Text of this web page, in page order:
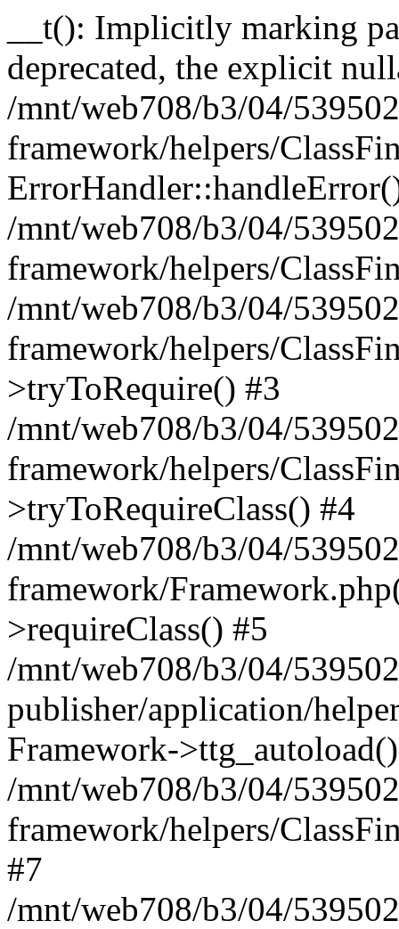
__t(): Implicitly marking
deprecated, the explicit
/mnt/web708/b3/04/
framework/helpers/
/mnt/web708/b3/04/
framework/helpers/
/mnt/web708/b3/04/
framework/helpers/
>tryToRequire() #3
/mnt/web708/b3/04/
framework/helpers/
>tryToRequireClass() #4
/mnt/web708/b3/04/
framework/
>requireClass() #5
/mnt/web708/b3/04/
publisher/application/
Framework-
/mnt/web708/b3/04/
framework/helpers/
#7
/mnt/web708/b3/04/